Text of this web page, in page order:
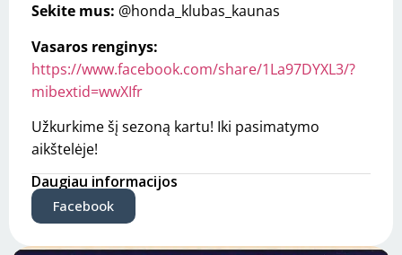
Sekite mus: @honda_klubas_kaunas
Vasaros renginys:
https://www.facebook.com/share/1La97DYXL3/?
mibextid=wwXIfr
Užkurkime šį sezoną kartu! Iki pasimatymo
aikštelėje!
Daugiau informacijos
Facebook